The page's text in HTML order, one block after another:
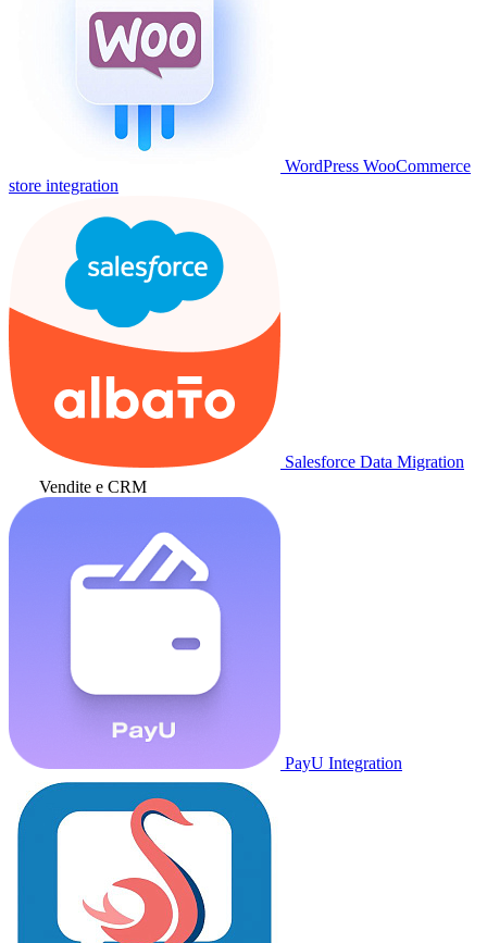
WordPress WooCommerce
store integration
Salesforce Data Migration
Vendite e CRM
PayU Integration